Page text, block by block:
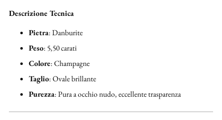
Descrizione Tecnica
Pietra: Danburite
Peso: 5,50 carati
Colore: Champagne
Taglio: Ovale brillante
Purezza: Pura a occhio nudo, eccellente trasparenza